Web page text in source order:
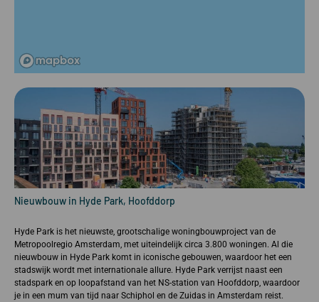
Nieuwbouw in Hyde Park, Hoofddorp
Hyde Park is het nieuwste, grootschalige woningbouwproject van de
Metropoolregio Amsterdam, met uiteindelijk circa 3.800 woningen. Al die
nieuwbouw in Hyde Park komt in iconische gebouwen, waardoor het een
stadswijk wordt met internationale allure. Hyde Park verrijst naast een
stadspark en op loopafstand van het NS-station van Hoofddorp, waardoor
je in een mum van tijd naar Schiphol en de Zuidas in Amsterdam reist.